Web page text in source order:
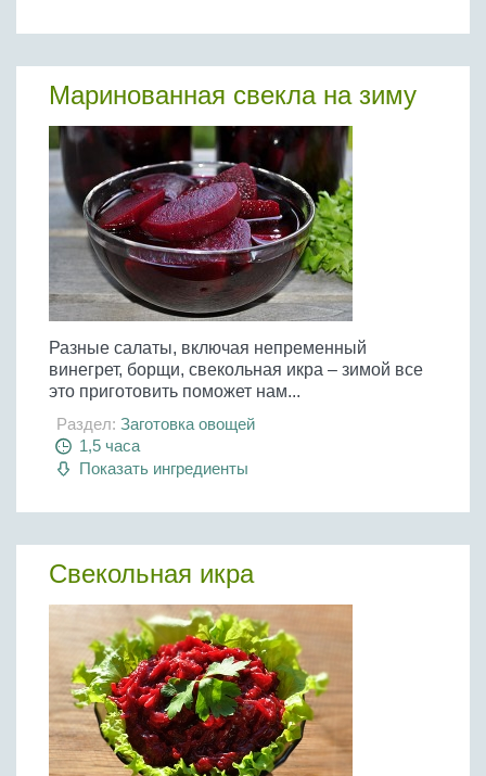
Маринованная свекла на зиму
Разные салаты, включая непременный
винегрет, борщи, свекольная икра – зимой все
это приготовить поможет нам...
Раздел: Заготовка овощей
1,5 часа
Показать ингредиенты
Свекольная икра